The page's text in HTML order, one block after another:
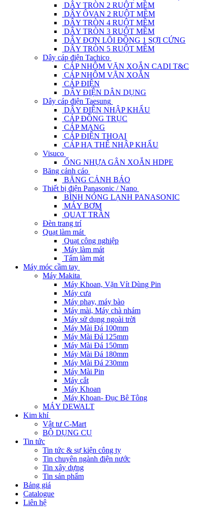
DÂY TRÒN 2 RUỘT MỀM
DÂY ÔVAN 2 RUỘT MỀM
DÂY TRÒN 4 RUỘT MỀM
DÂY TRÒN 3 RUỘT MỀM
DÂY ĐƠN LÕI ĐỒNG 1 SỢI CỨNG
DÂY TRÒN 5 RUỘT MỀM
Dây cáp điện Tachico
CÁP NHÔM VẶN XOẮN CADI T&C
CÁP NHÔM VẶN XOẮN
CÁP ĐIỆN
DÂY ĐIỆN DÂN DỤNG
Dây cáp điện Taesung
DÂY ĐIỆN NHẬP KHẨU
CÁP ĐỒNG TRỤC
CÁP MẠNG
CÁP ĐIỆN THOẠI
CÁP HẠ THẾ NHẬP KHẨU
Visuco
ỐNG NHỰA GÂN XOẮN HDPE
Băng cảnh cáo
BĂNG CẢNH BÁO
Thiết bị điện Panasonic / Nano
BÌNH NÓNG LẠNH PANASONIC
MÁY BƠM
QUẠT TRẦN
Đèn trang trí
Quạt làm mát
Quạt công nghiệp
Máy làm mát
Tấm làm mát
Máy móc cầm tay
Máy Makita
Máy Khoan, Vặn Vít Dùng Pin
Máy cưa
Máy phay, máy bào
Máy mài, Máy chà nhám
Máy sử dụng ngoài trời
Máy Mài Đá 100mm
Máy Mài Đá 125mm
Máy Mài Đá 150mm
Máy Mài Đá 180mm
Máy Mài Đá 230mm
Máy Mài Pin
Máy cắt
Máy Khoan
Máy Khoan- Đục Bê Tông
MÁY DEWALT
Kim khí
Vật tư C-Mart
BỘ DỤNG CỤ
Tin tức
Tin tức & sự kiện công ty
Tin chuyên ngành điện nước
Tin xây dựng
Tin sản phẩm
Bảng giá
Catalogue
Liên hệ